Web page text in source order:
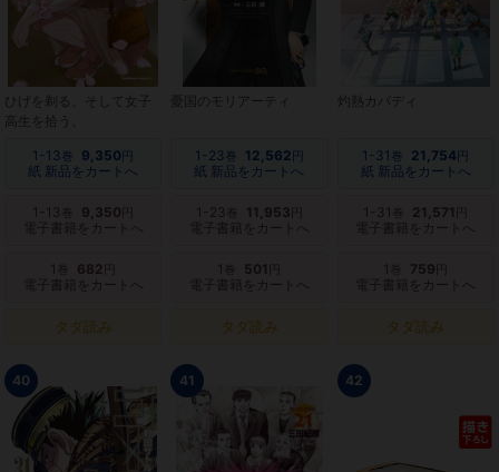
ひげを剃る。そして女子
高生を拾う。
1-13巻 9,350 円
紙 新品をカートへ
1-13 巻 9,350
電子書籍をカートへ
1 巻 682
電子書籍をカートへ
タダ読み
憂国のモリアーティ
1-23巻 12,562 円
紙 新品をカートへ
1-23 巻 11,953
電子書籍をカートへ
1 巻 501
電子書籍をカートへ
タダ読み
灼熱カバディ
1-31 巻 21,754 円
紙 新品をカートへ
1-31 巻 21,571
電子書籍をカートへ
1 巻 759
電子書籍をカートへ
タダ読み
40 41 42